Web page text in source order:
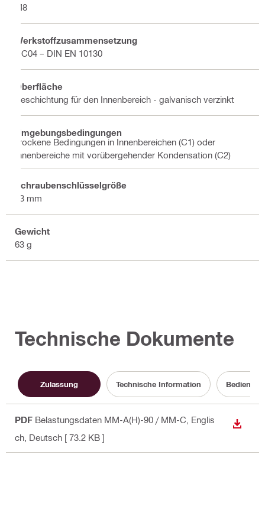
M8
Werkstoffzusammensetzung
DC04 – DIN EN 10130
Oberfläche
Beschichtung für den Innenbereich - galvanisch verzinkt
Umgebungsbedingungen
Trockene Bedingungen in Innenbereichen (C1) oder
Innenbereiche mit vorübergehender Kondensation (C2)
Schraubenschlüsselgröße
13 mm
Gewicht
63 g
Technische Dokumente
Zulassung Technische Information
PDF Belastungsdaten MM-A(H)-90 / MM-C , Englis
ch, Deutsch [ 73.2 KB ]